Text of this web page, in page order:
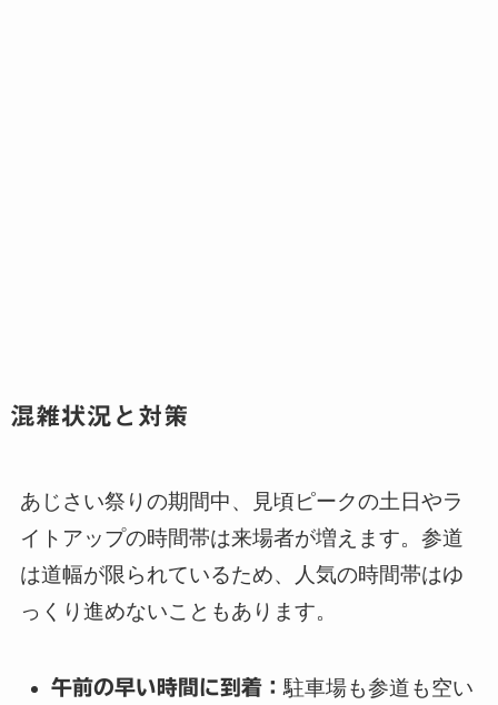
混雑状況と対策
あじさい祭りの期間中、見頃ピークの土日やラ
イトアップの時間帯は来場者が増えます。参道
は道幅が限られているため、人気の時間帯はゆ
っくり進めないこともあります。
午前の早い時間に到着：駐車場も参道も空い